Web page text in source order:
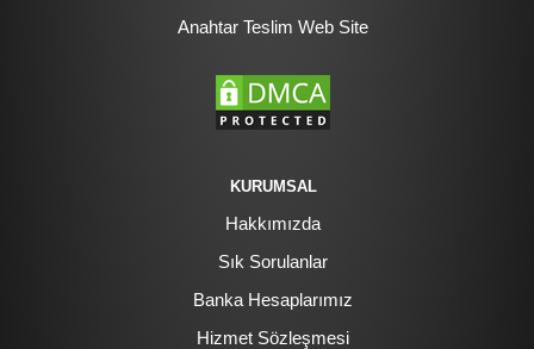
Anahtar Teslim Web Site
KURUMSAL
Hakkımızda
Sık Sorulanlar
Banka Hesaplarımız
Hizmet Sözleşmesi